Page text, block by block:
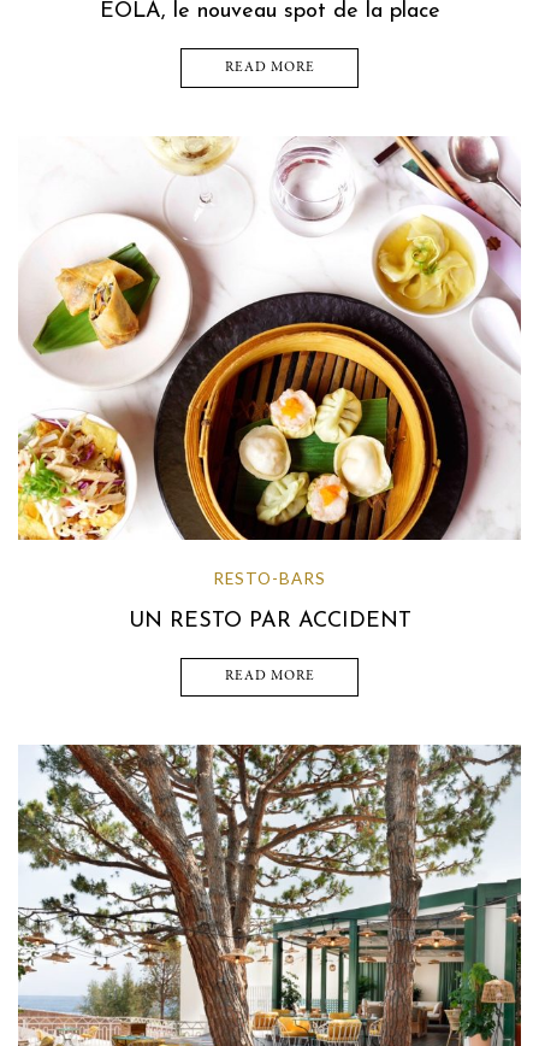
EOLA, le nouveau spot de la place
READ MORE
RESTO-BARS
UN RESTO PAR ACCIDENT
READ MORE